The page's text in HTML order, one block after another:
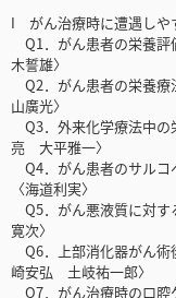
I がん治療時に遭遇しや
Q1．がん患者の栄養
木誓雄〉
Q2．がん患者の栄養
山廣光〉
Q3．外来化学療法中
亮 大平雅一〉
Q4．がん患者のサルコ
〈海道利実〉
Q5．がん悪液質に対
寛次〉
Q6．上部消化器がん
崎安弘 土岐祐一郎〉
Q7．がん治療時の口